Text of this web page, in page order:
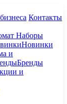
Контакты
Наборы
Новинки
и
Бренды
и